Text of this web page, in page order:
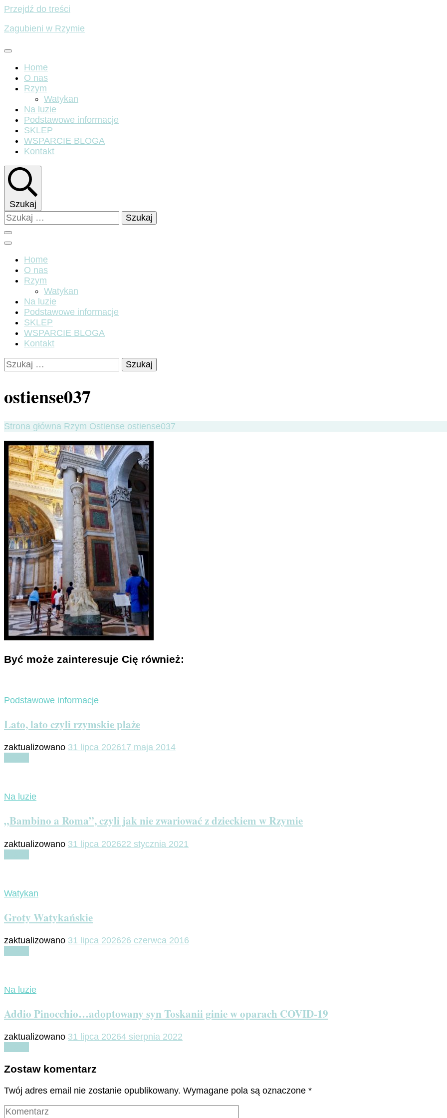
Przejdź do treści
Zagubieni w Rzymie
Home
O nas
Rzym
Watykan
Na luzie
Podstawowe informacje
SKLEP
WSPARCIE BLOGA
Kontakt
Szukaj
Szukaj:
Home
O nas
Rzym
Watykan
Na luzie
Podstawowe informacje
SKLEP
WSPARCIE BLOGA
Kontakt
Szukaj:
ostiense037
Strona główna Rzym Ostiense ostiense037
Być może zainteresuje Cię również:
Podstawowe informacje
Lato, lato czyli rzymskie plaże
zaktualizowano 31 lipca 202617 maja 2014
Na luzie
„Bambino a Roma”, czyli jak nie zwariować z dzieckiem w Rzymie
zaktualizowano 31 lipca 202622 stycznia 2021
Watykan
Groty Watykańskie
zaktualizowano 31 lipca 202626 czerwca 2016
Na luzie
Addio Pinocchio…adoptowany syn Toskanii ginie w oparach COVID-19
zaktualizowano 31 lipca 20264 sierpnia 2022
Zostaw komentarz
Twój adres email nie zostanie opublikowany. Wymagane pola są oznaczone *